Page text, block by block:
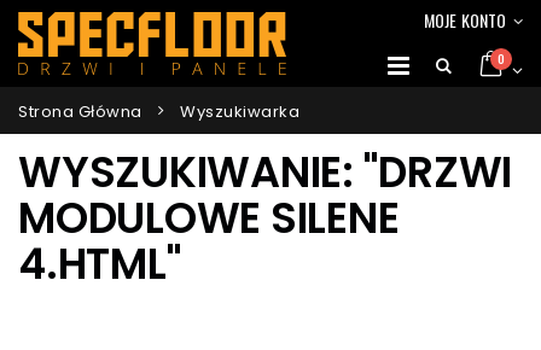
MOJE KONTO
0
Strona Główna Wyszukiwarka
WYSZUKIWANIE: "DRZWI
MODULOWE SILENE
4.HTML"